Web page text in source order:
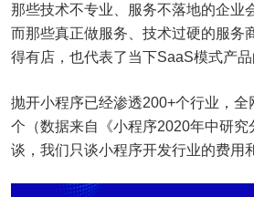
那些技术不专业、服务不落地的企业
而那些真正做服务、技术过硬的服务
得有店，也代表了当下SaaS模式产品
抛开小程序已经渗透200+个行业，
个（数据来自《小程序2020年中研究
谈，我们只谈小程序开发行业的费用